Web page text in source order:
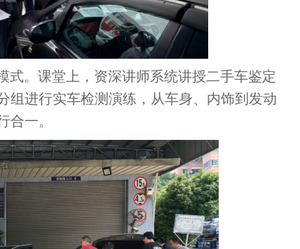
式。课堂上，资深讲师系统讲授二手车鉴定
组进行实车检测演练，从车身、内饰到发动
合一。